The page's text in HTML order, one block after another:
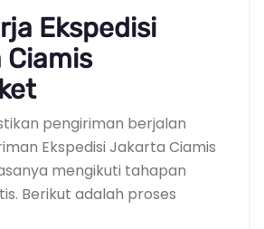
Ekspedisi
pengiriman berjalan
Ekspedisi Jakarta Ciamis
mengikuti tahapan
Berikut adalah proses